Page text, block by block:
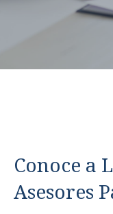
Conoce a
Asesores